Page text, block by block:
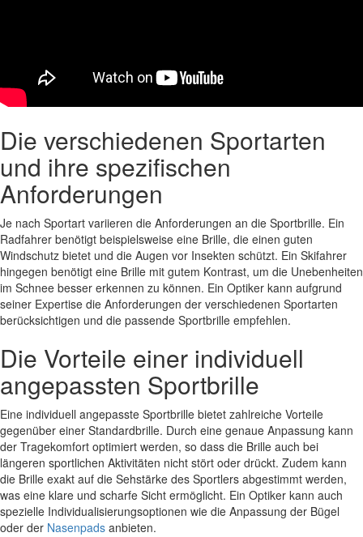
Die verschiedenen Sportarten
und ihre spezifischen
Anforderungen
Je nach Sportart variieren die Anforderungen an die Sportbrille. Ein
Radfahrer benötigt beispielsweise eine Brille, die einen guten
Windschutz bietet und die Augen vor Insekten schützt. Ein Skifahrer
hingegen benötigt eine Brille mit gutem Kontrast, um die Unebenheiten
im Schnee besser erkennen zu können. Ein Optiker kann aufgrund
seiner Expertise die Anforderungen der verschiedenen Sportarten
berücksichtigen und die passende Sportbrille empfehlen.
Die Vorteile einer individuell
angepassten Sportbrille
Eine individuell angepasste Sportbrille bietet zahlreiche Vorteile
gegenüber einer Standardbrille. Durch eine genaue Anpassung kann
der Tragekomfort optimiert werden, so dass die Brille auch bei
längeren sportlichen Aktivitäten nicht stört oder drückt. Zudem kann
die Brille exakt auf die Sehstärke des Sportlers abgestimmt werden,
was eine klare und scharfe Sicht ermöglicht. Ein Optiker kann auch
spezielle Individualisierungsoptionen wie die Anpassung der Bügel
oder der Nasenpads anbieten.